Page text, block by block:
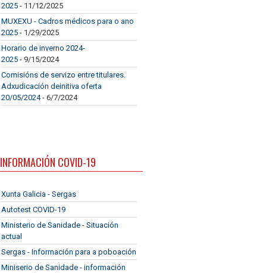
2025 - 11/12/2025
MUXEXU - Cadros médicos para o ano
2025 - 1/29/2025
Horario de inverno 2024-
2025 - 9/15/2024
Comisións de servizo entre titulares.
Adxudicación deinitiva oferta
20/05/2024- 6/7/2024
INFORMACIÓN COVID-19
Xunta Galicia - Sergas
Autotest COVID-19
Ministerio de Sanidade - Situación
actual
Sergas - Información para a poboación
Miniserio de Sanidade - información